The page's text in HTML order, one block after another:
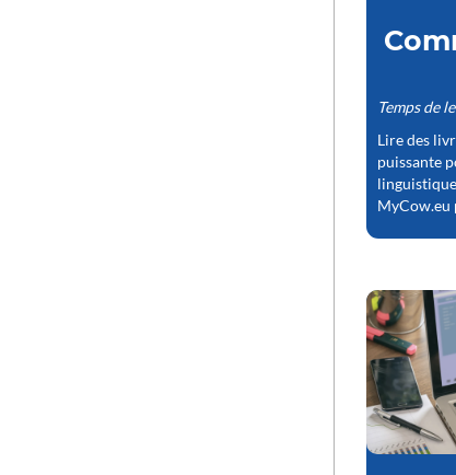
Temps de
Lire des
puissante